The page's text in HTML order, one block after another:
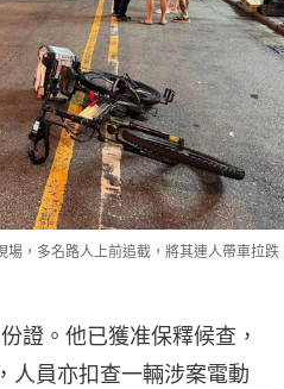
場，多名路人上前追截，將其連人帶車拉跌
證。他已獲准保釋候查，
人員亦扣查一輛涉案電動